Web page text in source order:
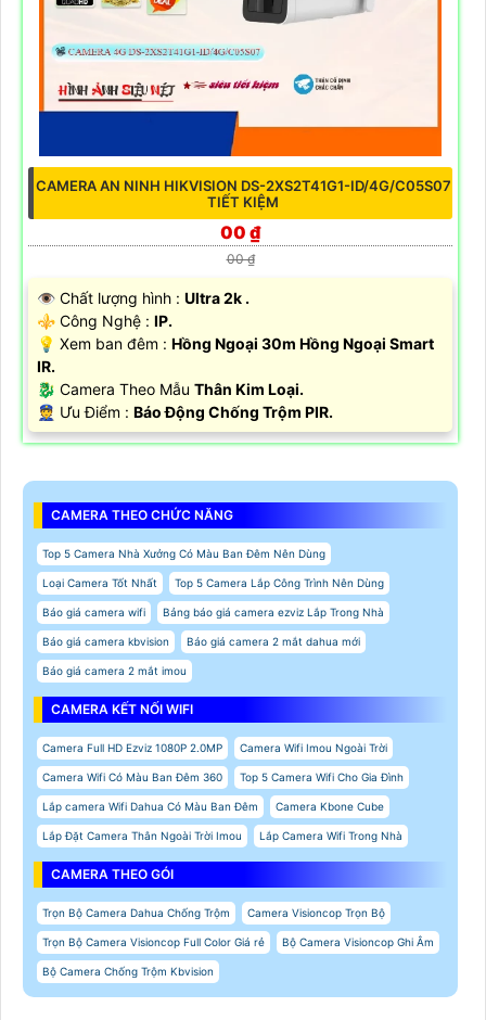
CAMERA AN NINH HIKVISION DS-2XS2T41G1-ID/4G/C05S07
TIẾT KIỆM
00 ₫
00 ₫
👁 Chất lượng hình : Ultra 2k .
⚜️ Công Nghệ : IP.
💡 Xem ban đêm : Hồng Ngoại 30m Hồng Ngoại Smart
IR.
🐉️ Camera Theo Mẫu Thân Kim Loại.
️👮 Ưu Điểm : Báo Động Chống Trộm PIR.
CAMERA THEO CHỨC NĂNG
Top 5 Camera Nhà Xưởng Có Màu Ban Đêm Nên Dùng
Loại Camera Tốt Nhất Top 5 Camera Lắp Công Trình Nên Dùng
Báo giá camera wifi Bảng báo giá camera ezviz Lắp Trong Nhà
Báo giá camera kbvision Báo giá camera 2 mắt dahua mới
Báo giá camera 2 mắt imou
CAMERA KẾT NỐI WIFI
Camera Full HD Ezviz 1080P 2.0MP Camera Wifi Imou Ngoài Trời
Camera Wifi Có Màu Ban Đêm 360 Top 5 Camera Wifi Cho Gia Đình
Lắp camera Wifi Dahua Có Màu Ban Đêm Camera Kbone Cube
Lắp Đặt Camera Thân Ngoài Trời Imou Lắp Camera Wifi Trong Nhà
CAMERA THEO GÓI
Trọn Bộ Camera Dahua Chống Trộm Camera Visioncop Trọn Bộ
Trọn Bộ Camera Visioncop Full Color Giá rẻ Bộ Camera Visioncop Ghi Âm
Bộ Camera Chống Trộm Kbvision